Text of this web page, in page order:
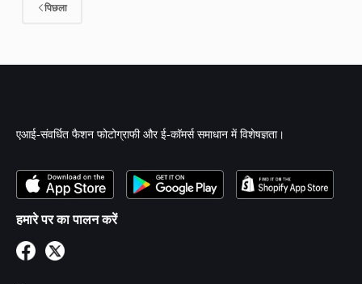
पिछला
एआई-संवर्धित फैशन फोटोग्राफी और ई-कॉमर्स समाधान में विशेषज्ञता।
हमारे पर का पालन करें